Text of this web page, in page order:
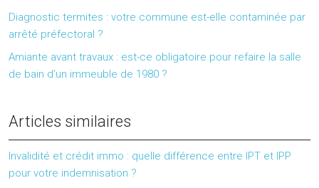
Diagnostic termites : votre commune est-elle contaminée par
arrêté préfectoral ?
Amiante avant travaux : est-ce obligatoire pour refaire la salle
de bain d’un immeuble de 1980 ?
Articles similaires
Invalidité et crédit immo : quelle différence entre IPT et IPP
pour votre indemnisation ?